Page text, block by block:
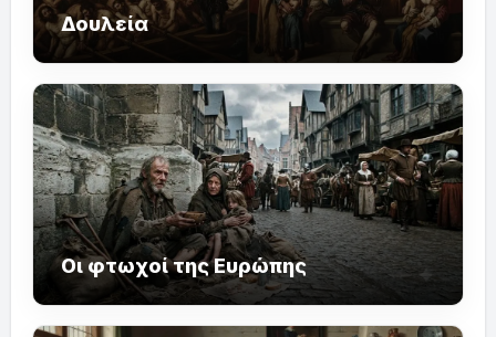
Δουλεία
Οι φτωχοί της Ευρώπης